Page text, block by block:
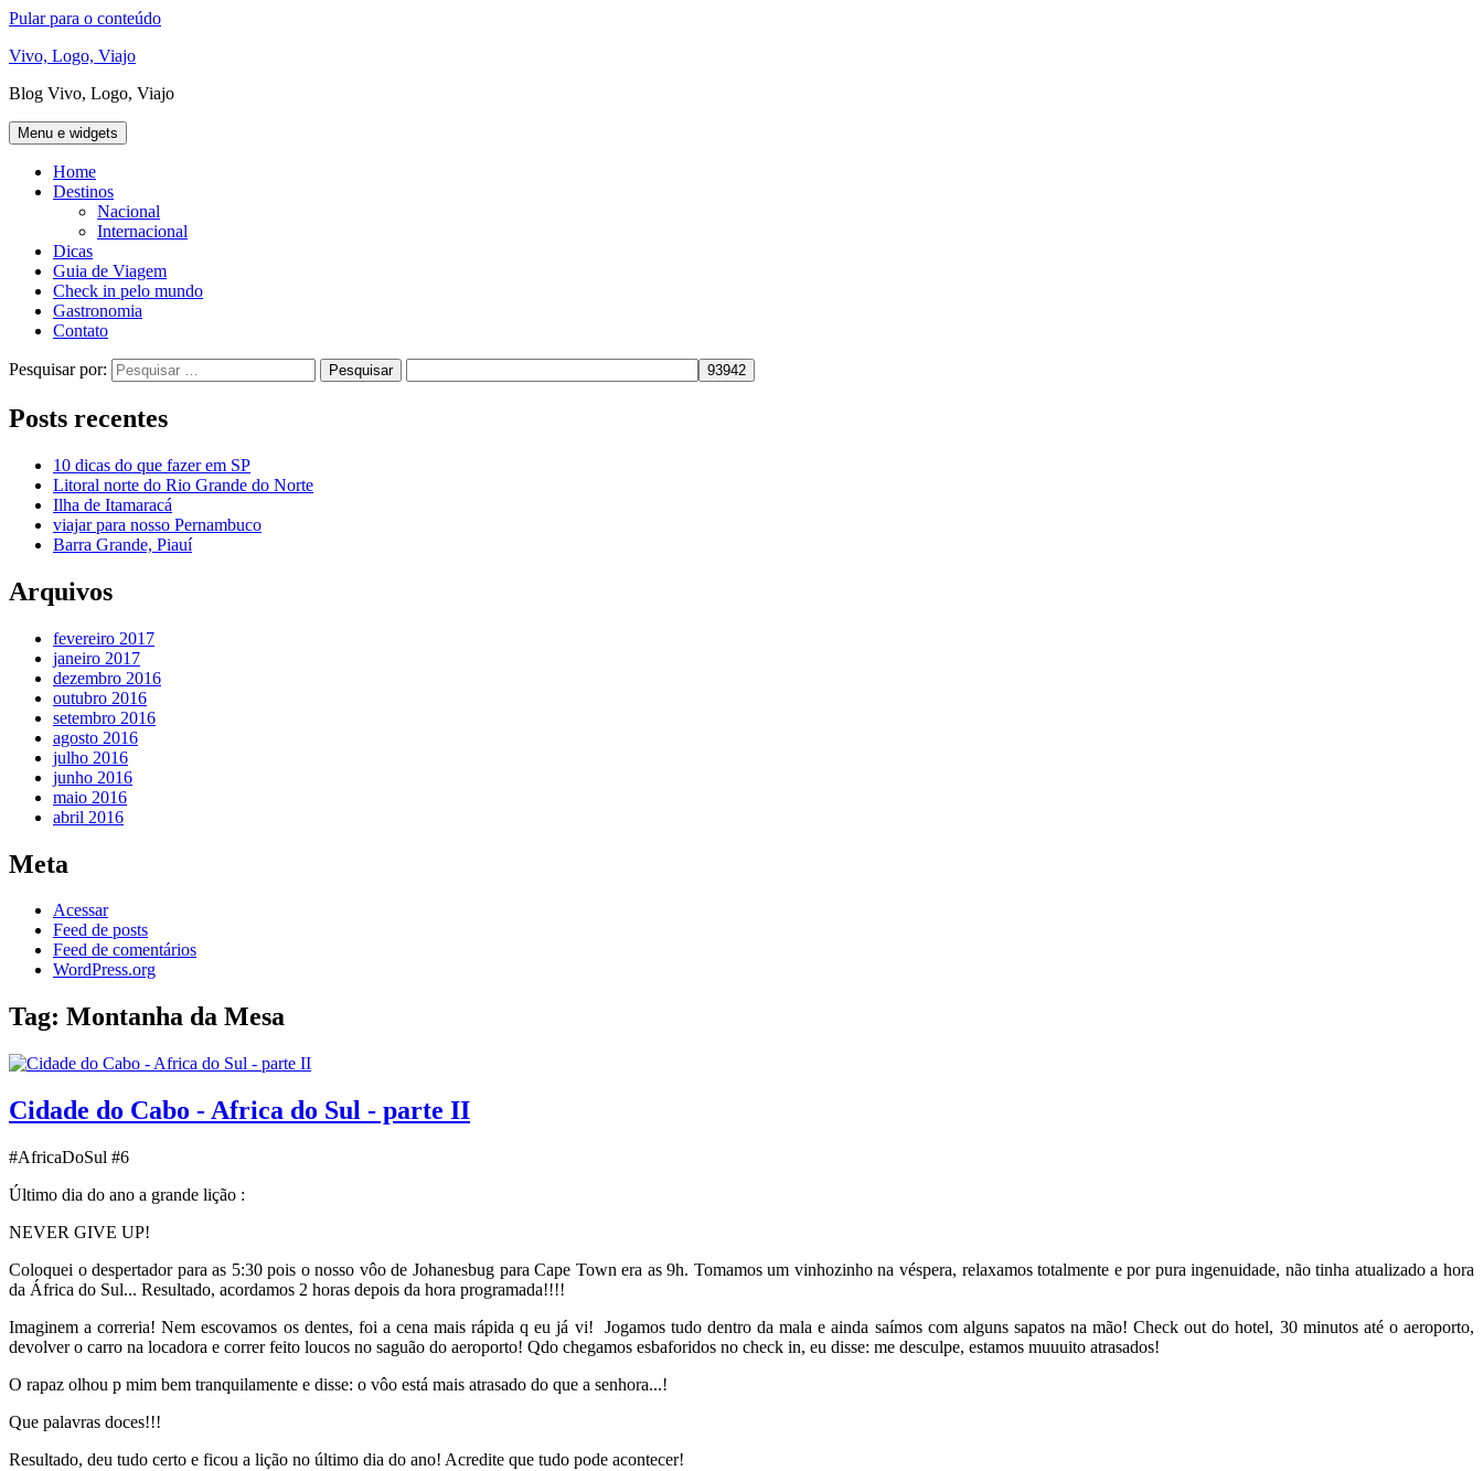
Pular para o conteúdo
Vivo, Logo, Viajo
Blog Vivo, Logo, Viajo
Menu e widgets
Home
Destinos
Nacional
Internacional
Dicas
Guia de Viagem
Check in pelo mundo
Gastronomia
Contato
Pesquisar por:
Posts recentes
10 dicas do que fazer em SP
Litoral norte do Rio Grande do Norte
Ilha de Itamaracá
viajar para nosso Pernambuco
Barra Grande, Piauí
Arquivos
fevereiro 2017
janeiro 2017
dezembro 2016
outubro 2016
setembro 2016
agosto 2016
julho 2016
junho 2016
maio 2016
abril 2016
Meta
Acessar
Feed de posts
Feed de comentários
WordPress.org
Tag: Montanha da Mesa
Cidade do Cabo - Africa do Sul - parte II
#AfricaDoSul #6
Último dia do ano a grande lição :
NEVER GIVE UP!
Coloquei o despertador para as 5:30 pois o nosso vôo de Johanesbug para Cape Town era as 9h. Tomamos um vinhozinho na véspera, relaxamos totalmente e por pura ingenuidade, não tinha atualizado a hora
da África do Sul... Resultado, acordamos 2 horas depois da hora programada!!!!
Imaginem a correria! Nem escovamos os dentes, foi a cena mais rápida q eu já vi! Jogamos tudo dentro da mala e ainda saímos com alguns sapatos na mão! Check out do hotel, 30 minutos até o aeroporto,
devolver o carro na locadora e correr feito loucos no saguão do aeroporto! Qdo chegamos esbaforidos no check in, eu disse: me desculpe, estamos muuuito atrasados!
O rapaz olhou p mim bem tranquilamente e disse: o vôo está mais atrasado do que a senhora...!
Que palavras doces!!!
Resultado, deu tudo certo e ficou a lição no último dia do ano! Acredite que tudo pode acontecer!